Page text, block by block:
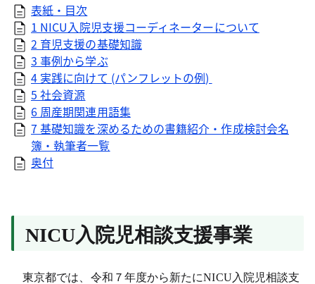
表紙・目次
1 NICU入院児支援コーディネーターについて
2 育児支援の基礎知識
3 事例から学ぶ
4 実践に向けて (パンフレットの例)
5 社会資源
6 周産期関連用語集
7 基礎知識を深めるための書籍紹介・作成検討会名
簿・執筆者一覧
奥付
NICU入院児相談支援事業
東京都では、令和７年度から新たにNICU入院児相談支